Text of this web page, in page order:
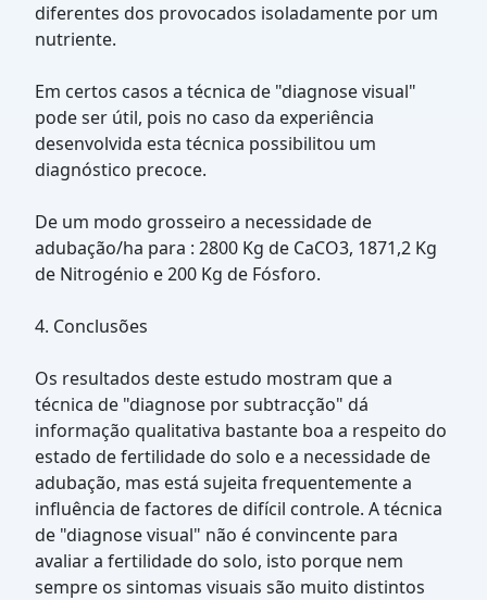
diferentes dos provocados isoladamente por um
nutriente.
Em certos casos a técnica de "diagnose visual"
pode ser útil, pois no caso da experiência
desenvolvida esta técnica possibilitou um
diagnóstico precoce.
De um modo grosseiro a necessidade de
adubação/ha para : 2800 Kg de CaCO3, 1871,2 Kg
de Nitrogénio e 200 Kg de Fósforo.
4. Conclusões
Os resultados deste estudo mostram que a
técnica de "diagnose por subtracção" dá
informação qualitativa bastante boa a respeito do
estado de fertilidade do solo e a necessidade de
adubação, mas está sujeita frequentemente a
influência de factores de difícil controle. A técnica
de "diagnose visual" não é convincente para
avaliar a fertilidade do solo, isto porque nem
sempre os sintomas visuais são muito distintos